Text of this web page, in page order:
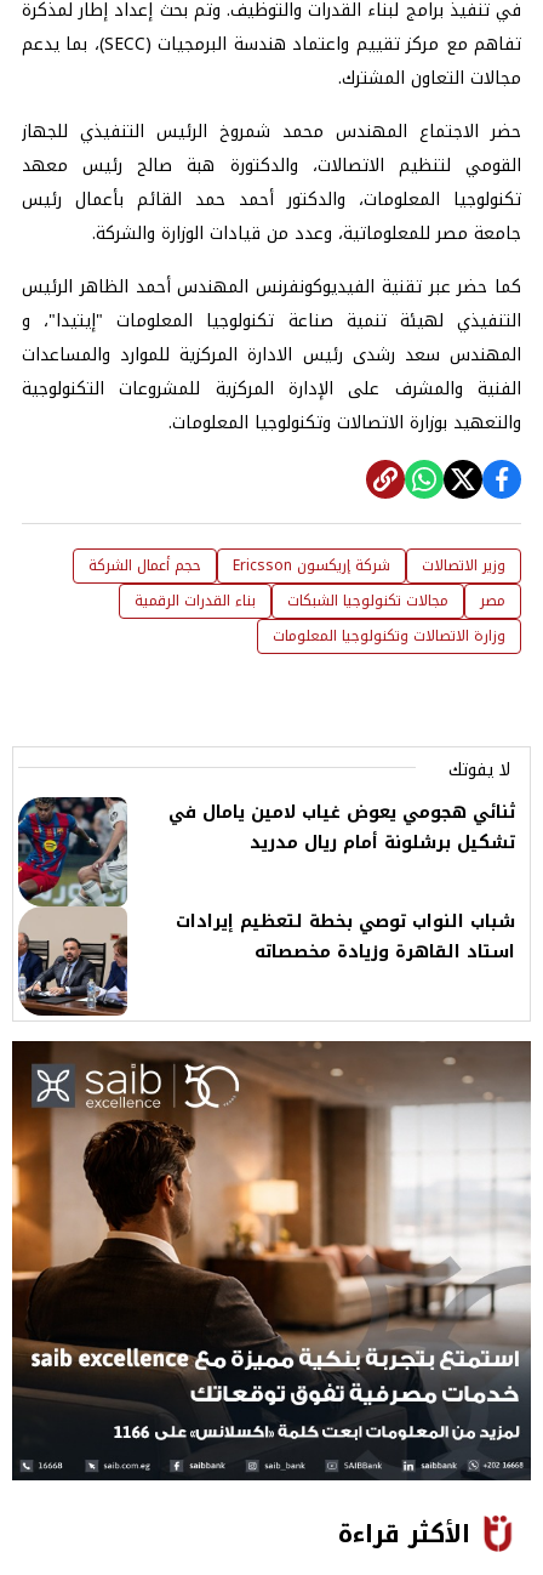
في تنفيذ برامج لبناء القدرات والتوظيف. وتم بحث إعداد إطار لمذكرة
تفاهم مع مركز تقييم واعتماد هندسة البرمجيات (SECC)، بما يدعم
مجالات التعاون المشترك.
حضر الاجتماع المهندس محمد شمروخ الرئيس التنفيذي للجهاز
القومي لتنظيم الاتصالات، والدكتورة هبة صالح رئيس معهد
تكنولوجيا المعلومات، والدكتور أحمد حمد القائم بأعمال رئيس
جامعة مصر للمعلوماتية، وعدد من قيادات الوزارة والشركة.
كما حضر عبر تقنية الفيديوكونفرنس المهندس أحمد الظاهر الرئيس
التنفيذي لهيئة تنمية صناعة تكنولوجيا المعلومات "إيتيدا"، و
المهندس سعد رشدى رئيس الادارة المركزية للموارد والمساعدات
الفنية والمشرف على الإدارة المركزية للمشروعات التكنولوجية
والتعهيد بوزارة الاتصالات وتكنولوجيا المعلومات.
وزير الاتصالات شركة إريكسون Ericsson
حجم أعمال الشركة
مصر
مجالات تكنولوجيا الشبكات
بناء القدرات الرقمية
وزارة الاتصالات وتكنولوجيا المعلومات
لا يفوتك
ثنائي هجومي يعوض غياب لامين يامال في
تشكيل برشلونة أمام ريال مدريد
شباب النواب توصي بخطة لتعظيم إيرادات
استاد القاهرة وزيادة مخصصاته
الأكثر قراءة